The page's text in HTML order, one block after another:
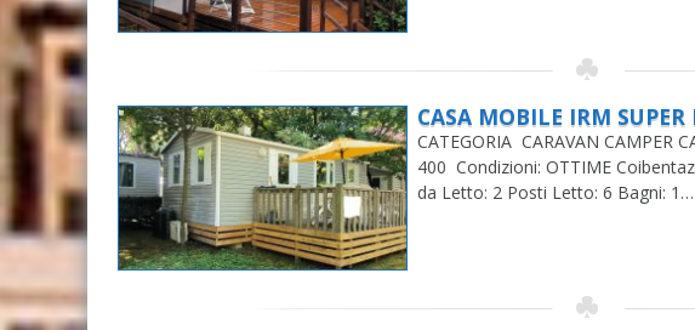
CASA MOBILE IRM SUPER
CATEGORIA CARAVAN CAMPER
400 Condizioni: OTTIME
da Letto: 2 Posti Letto: 6 Bagni: 1…